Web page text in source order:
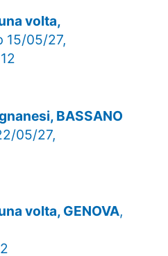
volta,
15/05/27,
BASSANO
05/27,
volta, GENOVA,